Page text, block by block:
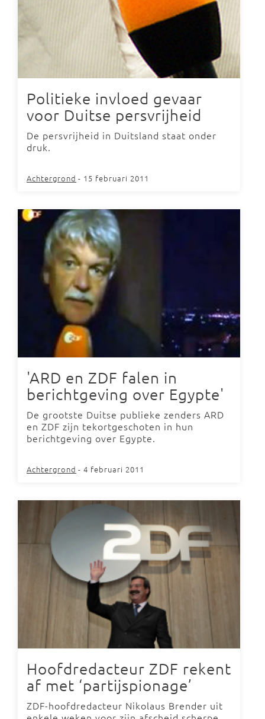
Politieke invloed gevaar
voor Duitse persvrijheid
De persvrijheid in Duitsland staat onder
druk.
Achtergrond - 15 februari 2011
'ARD en ZDF falen in
berichtgeving over Egypte'
De grootste Duitse publieke zenders ARD
en ZDF zijn tekortgeschoten in hun
berichtgeving over Egypte.
Achtergrond - 4 februari 2011
Hoofdredacteur ZDF rekent
af met ‘partijspionage’
ZDF-hoofdredacteur Nikolaus Brender uit